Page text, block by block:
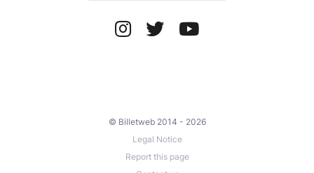
© Billetweb 2014 - 2026
Legal Notice
Report this page